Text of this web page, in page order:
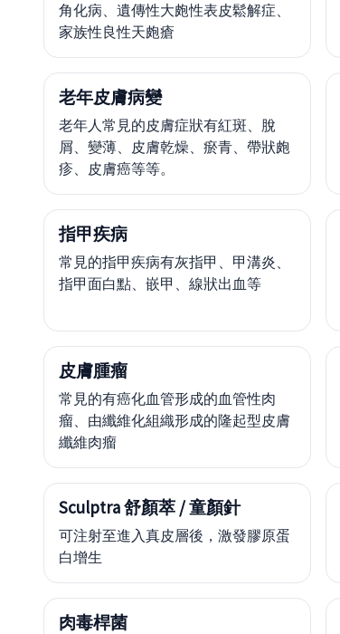
角化病、遺傳性大皰性表皮鬆解症、
家族性良性天皰瘡
老年皮膚病變
老年人常見的皮膚症狀有紅斑、脫
屑、變薄、皮膚乾燥、瘀青、帶狀皰
疹、皮膚癌等等。
指甲疾病
常見的指甲疾病有灰指甲、甲溝炎、
指甲面白點、嵌甲、線狀出血等
皮膚腫瘤
常見的有癌化血管形成的血管性肉
瘤、由纖維化組織形成的隆起型皮膚
纖維肉瘤
Sculptra 舒顏萃 / 童顏針
可注射至進入真皮層後，激發膠原蛋
白增生
肉毒桿菌